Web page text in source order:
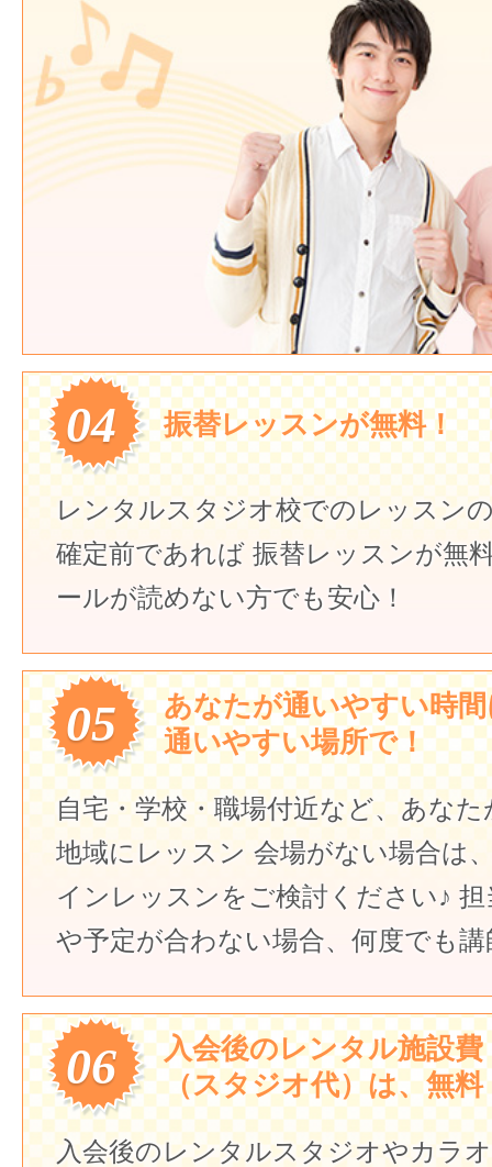
04 振替レッスンが無料！
レンタルスタジオ校でのレッスン
確定前であれば 振替レッスンが無
ールが読めない方でも安心！
05
あなたが通いやすい時
通いやすい場所で！
自宅・学校・職場付近など、あな
地域にレッスン 会場がない場合は
インレッスンをご検討ください♪ 担
や予定が合わない場合、何度でも
06
入会後のレンタル施設費
（スタジオ代）は、無料
入会後のレンタルスタジオやカラ